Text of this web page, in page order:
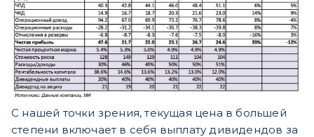
С нашей точки зрения, текущая цена в большей
степени включает в себя выплату дивидендов за